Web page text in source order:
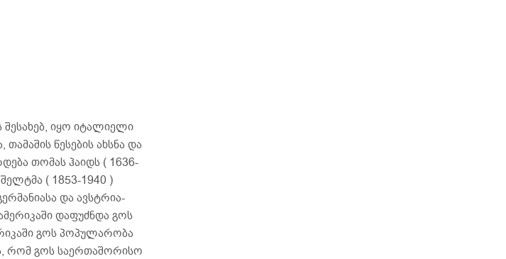
იყო იტალიელი
წესების ახსნა და
თომას ჰაიდს ( 1636-
( 1853-1940 )
და ავსტრია-
დაფუძნდა გოს
გოს პოპულარობა
რომ გოს საერთაშორისო